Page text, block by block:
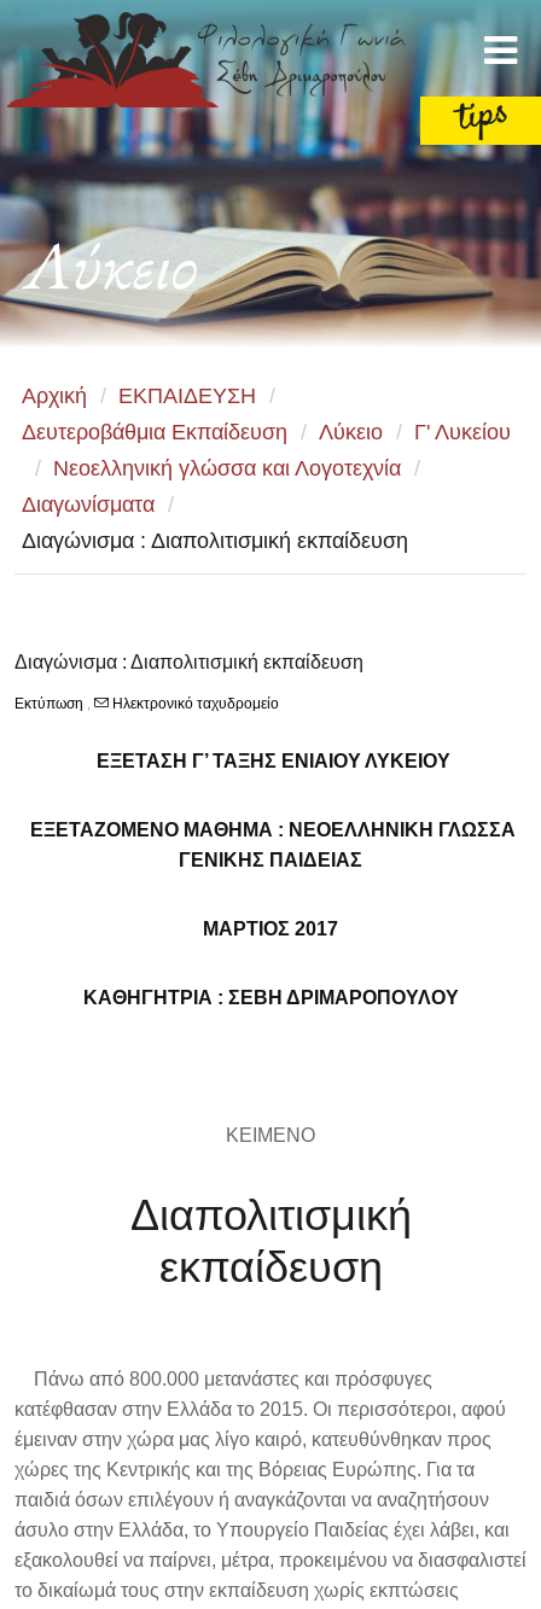
Λύκειο
Αρχική / ΕΚΠΑΙΔΕΥΣΗ /
Δευτεροβάθμια Εκπαίδευση / Λύκειο / Γ' Λυκείου
/ Νεοελληνική γλώσσα και Λογοτεχνία /
Διαγωνίσματα /
Διαγώνισμα : Διαπολιτισμική εκπαίδευση
Διαγώνισμα : Διαπολιτισμική εκπαίδευση
Εκτύπωση , Ηλεκτρονικό ταχυδρομείο
ΕΞΕΤΑΣΗ Γ’ ΤΑΞΗΣ ΕΝΙΑΙΟΥ ΛΥΚΕΙΟΥ
ΕΞΕΤΑΖΟΜΕΝΟ ΜΑΘΗΜΑ : ΝΕΟΕΛΛΗΝΙΚΗ ΓΛΩΣΣΑ
ΓΕΝΙΚΗΣ ΠΑΙΔΕΙΑΣ
ΜΑΡΤΙΟΣ 2017
ΚΑΘΗΓΗΤΡΙΑ : ΣΕΒΗ ΔΡΙΜΑΡΟΠΟΥΛΟΥ
ΚΕΙΜΕΝΟ
Διαπολιτισμική
εκπαίδευση
Πάνω από 800.000 μετανάστες και πρόσφυγες
κατέφθασαν στην Ελλάδα το 2015. Οι περισσότεροι, αφού
έμειναν στην χώρα μας λίγο καιρό, κατευθύνθηκαν προς
χώρες της Κεντρικής και της Βόρειας Ευρώπης. Για τα
παιδιά όσων επιλέγουν ή αναγκάζονται να αναζητήσουν
άσυλο στην Ελλάδα, το Υπουργείο Παιδείας έχει λάβει, και
εξακολουθεί να παίρνει, μέτρα, προκειμένου να διασφαλιστεί
το δικαίωμά τους στην εκπαίδευση χωρίς εκπτώσεις